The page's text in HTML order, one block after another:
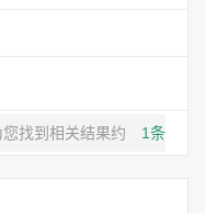
您找到相关结果约 1条